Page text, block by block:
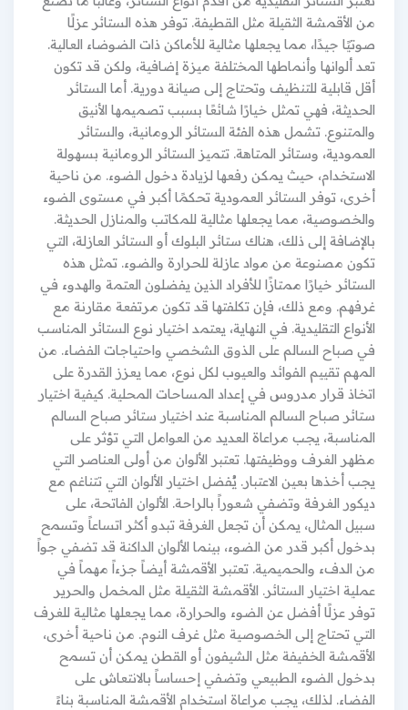
من الأقمشة الثقيلة مثل القطيفة. توفر هذه الستائر عزلًا
صوتيًا جيدًا، مما يجعلها مثالية للأماكن ذات الضوضاء العالية.
تعد ألوانها وأنماطها المختلفة ميزة إضافية، ولكن قد تكون
أقل قابلية للتنظيف وتحتاج إلى صيانة دورية. أما الستائر
الحديثة، فهي تمثل خيارًا شائعًا بسبب تصميمها الأنيق
والمتنوع. تشمل هذه الفئة الستائر الرومانية، والستائر
العمودية، وستائر المتاهة. تتميز الستائر الرومانية بسهولة
الاستخدام، حيث يمكن رفعها لزيادة دخول الضوء. من ناحية
أخرى، توفر الستائر العمودية تحكمًا أكبر في مستوى الضوء
والخصوصية، مما يجعلها مثالية للمكاتب والمنازل الحديثة.
بالإضافة إلى ذلك، هناك ستائر البلوك أو الستائر العازلة، التي
تكون مصنوعة من مواد عازلة للحرارة والضوء. تمثل هذه
الستائر خيارًا ممتازًا للأفراد الذين يفضلون العتمة والهدوء في
غرفهم. ومع ذلك، فإن تكلفتها قد تكون مرتفعة مقارنة مع
الأنواع التقليدية. في النهاية، يعتمد اختيار نوع الستائر المناسب
في صباح السالم على الذوق الشخصي واحتياجات الفضاء. من
المهم تقييم الفوائد والعيوب لكل نوع، مما يعزز القدرة على
اتخاذ قرار مدروس في إعداد المساحات المحلية. كيفية اختيار
ستائر صباح السالم المناسبة عند اختيار ستائر صباح السالم
المناسبة، يجب مراعاة العديد من العوامل التي تؤثر على
مظهر الغرف ووظيفتها. تعتبر الألوان من أولى العناصر التي
يجب أخذها بعين الاعتبار. يُفضل اختيار الألوان التي تتناغم مع
ديكور الغرفة وتضفي شعوراً بالراحة. الألوان الفاتحة، على
سبيل المثال، يمكن أن تجعل الغرفة تبدو أكثر اتساعاً وتسمح
بدخول أكبر قدر من الضوء، بينما الألوان الداكنة قد تضفي جواً
من الدفء والحميمية. تعتبر الأقمشة أيضاً جزءاً مهماً في
عملية اختيار الستائر. الأقمشة الثقيلة مثل المخمل والحرير
توفر عزلًا أفضل عن الضوء والحرارة، مما يجعلها مثالية للغرف
التي تحتاج إلى الخصوصية مثل غرف النوم. من ناحية أخرى،
الأقمشة الخفيفة مثل الشيفون أو القطن يمكن أن تسمح
بدخول الضوء الطبيعي وتضفي إحساساً بالانتعاش على
الفضاء. لذلك، يجب مراعاة استخدام الأقمشة المناسبة بناءً